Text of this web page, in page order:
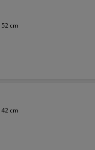
52 cm
42 cm